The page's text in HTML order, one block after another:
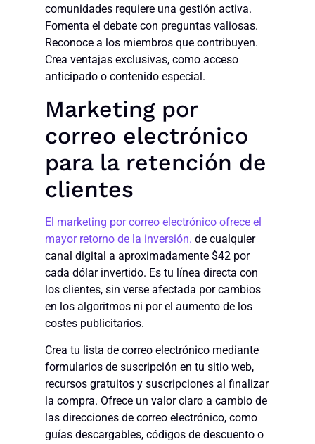
comunidades requiere una gestión activa.
Fomenta el debate con preguntas valiosas.
Reconoce a los miembros que contribuyen.
Crea ventajas exclusivas, como acceso
anticipado o contenido especial.
Marketing por
correo electrónico
para la retención de
clientes
El marketing por correo electrónico ofrece el
mayor retorno de la inversión. de cualquier
canal digital a aproximadamente $42 por
cada dólar invertido. Es tu línea directa con
los clientes, sin verse afectada por cambios
en los algoritmos ni por el aumento de los
costes publicitarios.
Crea tu lista de correo electrónico mediante
formularios de suscripción en tu sitio web,
recursos gratuitos y suscripciones al finalizar
la compra. Ofrece un valor claro a cambio de
las direcciones de correo electrónico, como
guías descargables, códigos de descuento o